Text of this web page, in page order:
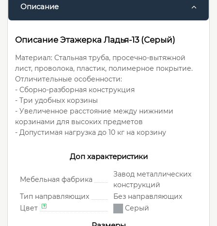
Описание
Описание Этажерка Ладья-13 (Серый)
Материал: Стальная труба, просечно-вытяжной
лист, проволока, пластик, полимерное покрытие.
Отличительные особенности:
- Сборно-разборная конструкция
- Три удобных корзины
- Увеличенное расстояние между нижними
корзинами для высоких предметов
- Допустимая нагрузка до 10 кг на корзину
Доп характеристики
Мебельная фабрика
Завод металлических
конструкций
Тип направляющих
Без направляющих
Цвет
Серый